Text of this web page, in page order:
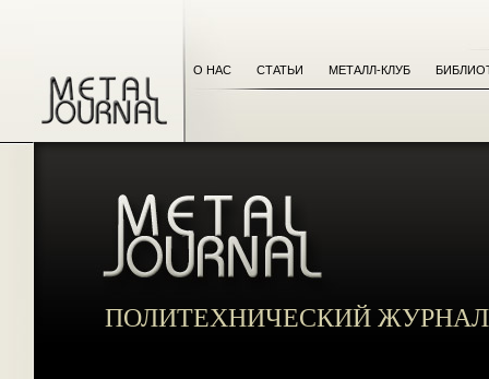
О НАС СТАТЬИ МЕТАЛЛ-КЛУБ
ПОЛИТЕХНИЧЕСКИЙ ЖУРНАЛ